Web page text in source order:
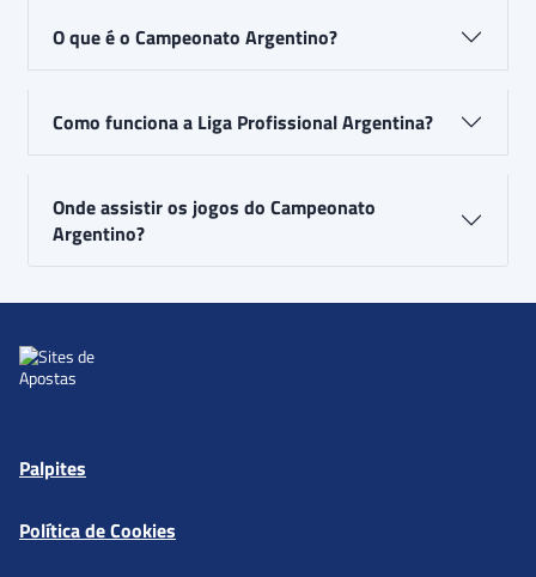
O que é o Campeonato Argentino?
Como funciona a Liga Profissional Argentina?
Onde assistir os jogos do Campeonato
Argentino?
Palpites
Política de Cookies